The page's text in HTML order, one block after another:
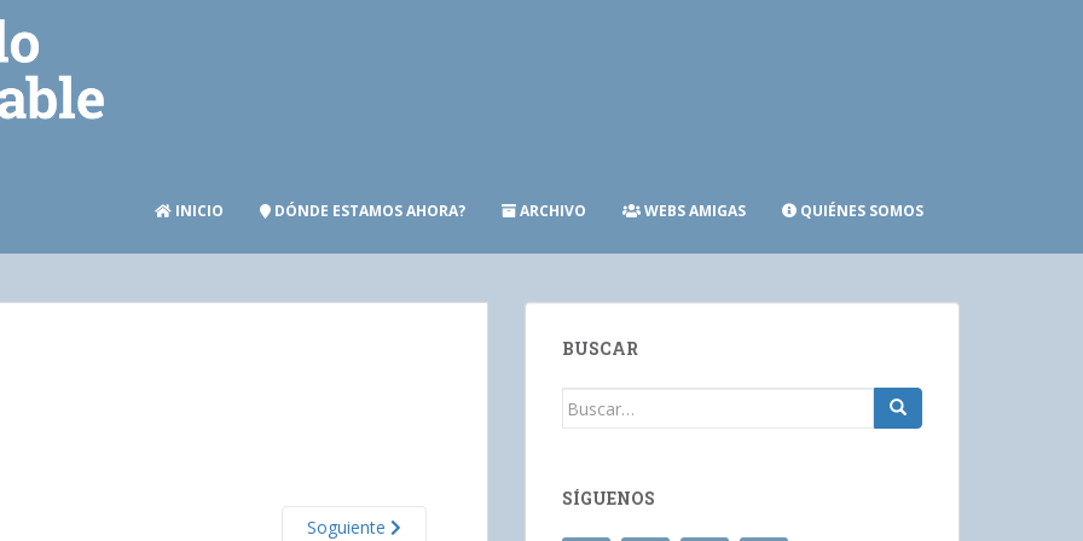
INICIO DÓNDE ESTAMOS AHORA? ARCHIVO WEBS AMIGAS QUIÉNES SOMOS
Soguiente
BUSCAR
Buscar:
SÍGUENOS